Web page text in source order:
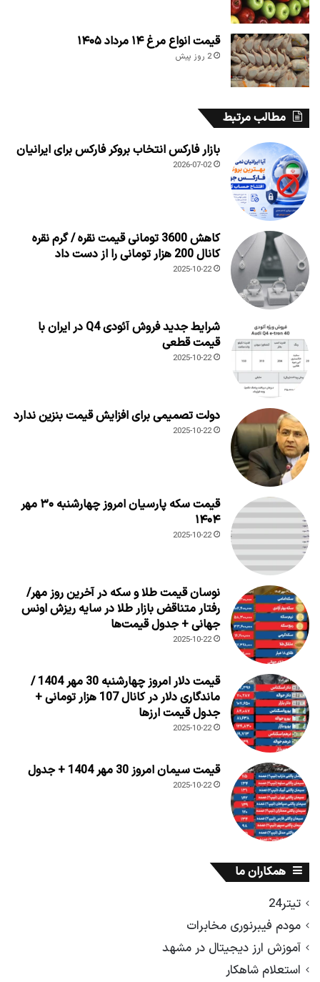
قیمت انواع مرغ ۱۴ مرداد ۱۴۰۵
2 روز پیش
مطالب مرتبط
بازار فارکس انتخاب بروکر فارکس برای ایرانیان
2026-07-02
کاهش 3600 تومانی قیمت نقره / گرم نقره
کانال 200 هزار تومانی را از دست داد
2025-10-22
شرایط جدید فروش آئودی Q4 در ایران با
قیمت قطعی
2025-10-22
دولت تصمیمی برای افزایش قیمت بنزین ندارد
2025-10-22
قیمت سکه پارسیان امروز چهارشنبه ۳۰ مهر
۱۴۰۴
2025-10-22
نوسان قیمت طلا و سکه در آخرین روز مهر/
رفتار متناقض بازار طلا در سایه ریزش اونس
جهانی + جدول قیمت‌ها
2025-10-22
قیمت دلار امروز چهارشنبه 30 مهر 1404 /
ماندگاری دلار در کانال 107 هزار تومانی +
جدول قیمت ارزها
2025-10-22
قیمت سیمان امروز 30 مهر 1404 + جدول
2025-10-22
همکاران ما
تیتر24
مودم فیبرنوری مخابرات
آموزش ارز دیجیتال در مشهد
استعلام شاهکار